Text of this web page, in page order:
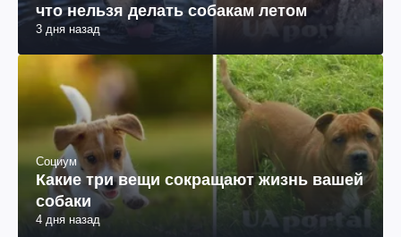
что нельзя делать собакам летом
3 дня назад
Социум
Какие три вещи сокращают жизнь вашей
собаки
4 дня назад